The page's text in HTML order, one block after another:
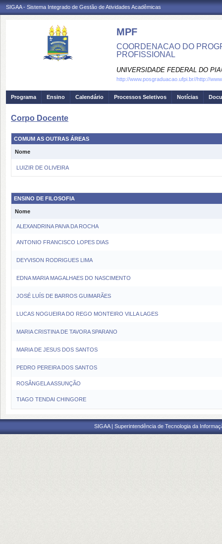
SIGAA - Sistema Integrado de Gestão de Atividades Acadêmicas
MPF
COORDENACAO DO
PROFISSIONAL
UNIVERSIDADE FEDERAL DO
http://www.posgraduacao.ufpi.br//http://
Programa Ensino Calendário Processos Seletivos Notícias
Corpo Docente
COMUM AS OUTRAS ÁREAS
Nome
LUIZIR DE OLIVEIRA
ENSINO DE FILOSOFIA
Nome
ALEXANDRINA PAIVA DA ROCHA
ANTONIO FRANCISCO LOPES DIAS
DEYVISON RODRIGUES LIMA
EDNA MARIA MAGALHAES DO NASCIMENTO
JOSÉ LUÍS DE BARROS GUIMARÃES
LUCAS NOGUEIRA DO REGO MONTEIRO VILLA LAGES
MARIA CRISTINA DE TAVORA SPARANO
MARIA DE JESUS DOS SANTOS
PEDRO PEREIRA DOS SANTOS
ROSÂNGELA ASSUNÇÃO
TIAGO TENDAI CHINGORE
SIGAA | Superintendência de Tecnologia da